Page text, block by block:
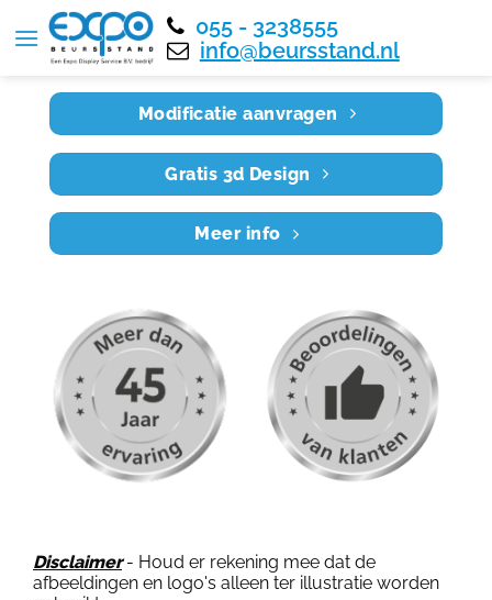
055 - 3238555
info@beursstand.nl
Home RE8X6 011
Modificatie aanvragen
Gratis 3d Design
Meer info
Disclaimer- Houd er rekening mee dat de
afbeeldingen en logo's alleen ter illustratie worden